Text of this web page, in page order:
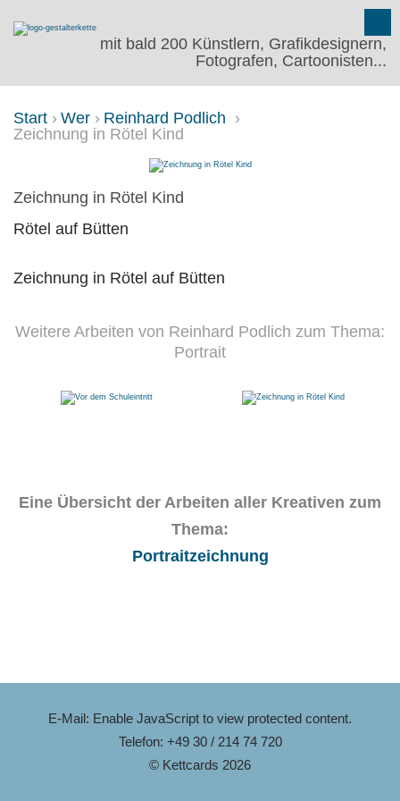
mit bald 200 Künstlern, Grafikdesignern,
Fotografen, Cartoonisten...
Start Wer
Reinhard Podlich
Zeichnung in Rötel Kind
ZEICHNUNG IN RÖTEL KIND
Zeichnung in Rötel Kind
Rötel auf Bütten
Zeichnung in Rötel auf Bütten
Weitere Arbeiten von Reinhard Podlich zum Thema:
Portrait
Eine Übersicht der Arbeiten aller Kreativen zum
Thema:
Portraitzeichnung
E-Mail: Enable JavaScript to view protected content.
Telefon: +49 30 / 214 74 720
© Kettcards 2026